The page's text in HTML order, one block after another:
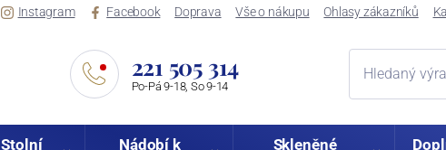
Instagram Facebook Doprava Vše o nákupu Ohlasy zákazníků
221 505 314
Po-Pá 9-18, So 9-14
Stolní
Nádobí k
Skleněné